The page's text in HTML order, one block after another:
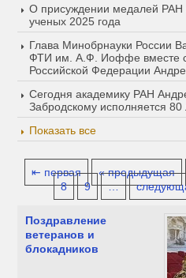
О присуждении медалей
ученых 2025 года
Глава Минобрнауки России
ФТИ им. А.Ф. Иоффе вместе
Российской Федерации
Сегодня академику РАН
Забродскому исполняется 80
Показать все
⇤ первая « предыдущая
8
9 …
Поздравление
ветеранов и
блокадников